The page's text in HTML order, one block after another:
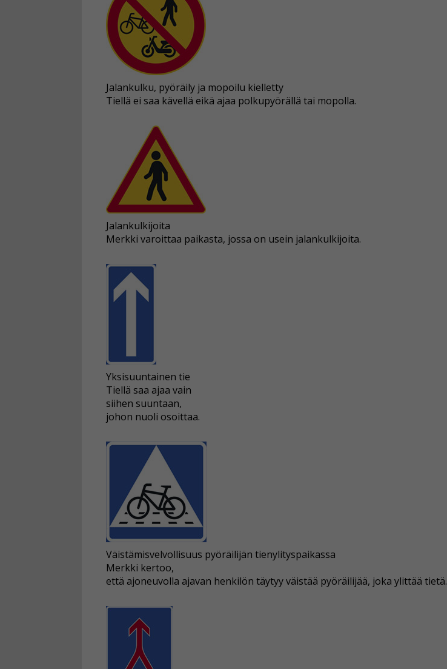
Jalankulku, pyöräily ja mopoilu kielletty
Tiellä ei saa kävellä eikä ajaa polkupyörällä tai mopolla.
Jalankulkijoita
Merkki varoittaa paikasta, jossa on usein jalankulkijoita.
Yksisuuntainen tie
Tiellä saa ajaa vain
siihen suuntaan,
johon nuoli osoittaa.
Väistämisvelvollisuus pyöräilijän tienylityspaikassa
Merkki kertoo,
että ajoneuvolla ajavan henkilön täytyy väistää pyöräilijää, joka ylittää tietä.